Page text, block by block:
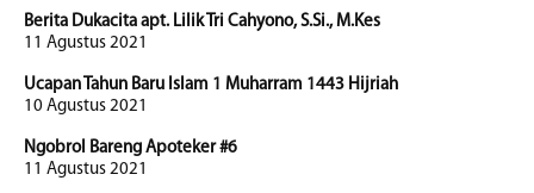
Berita Dukacita apt. Lilik Tri Cahyono, S.Si., M.Kes
11 Agustus 2021
Ucapan Tahun Baru Islam 1 Muharram 1443 Hijriah
10 Agustus 2021
Ngobrol Bareng Apoteker #6
11 Agustus 2021